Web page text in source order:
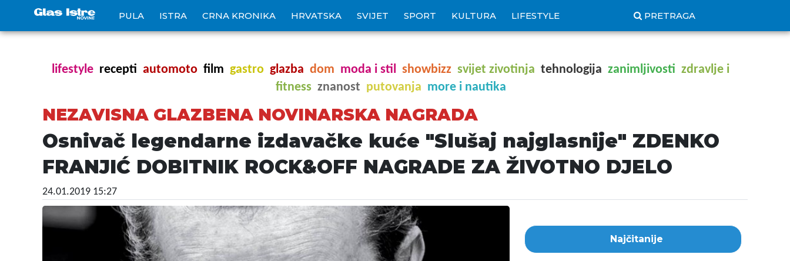
PULA ISTRA CRNA KRONIKA HRVATSKA SVIJET SPORT KULTURA LIFESTYLE PRETRAGA
lifestyle recepti automoto film gastro glazba dom moda i stil showbizz svijet zivotinja tehnologija zanimljivosti zdravlje i
fitness znanost putovanja more i nautika
NEZAVISNA GLAZBENA NOVINARSKA NAGRADA
Osnivač legendarne izdavačke kuće "Slušaj najglasnije" ZDENKO
FRANJIĆ DOBITNIK ROCK&OFF NAGRADE ZA ŽIVOTNO DJELO
24.01.2019 15:27
Najčitanije